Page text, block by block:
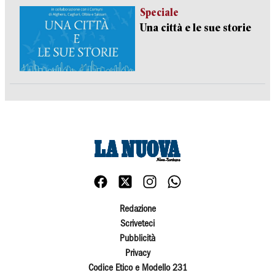
Speciale
Una città e le sue storie
Redazione
Scriveteci
Pubblicità
Privacy
Codice Etico e Modello 231